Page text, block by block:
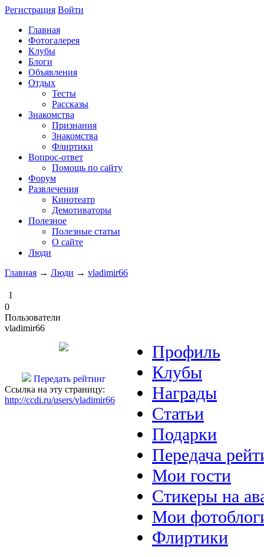
Регистрация Войти
Главная
Фотогалерея
Клубы
Блоги
Объявления
Отдых
Тесты
Рассказы
Знакомства
Признания
Знакомства
Флиртики
Вопрос-ответ
Помощь по сайту
Форум
Развлечения
Кинотеатр
Демотиваторы
Полезное
Полезные статьи
О сайте
Люди
Главная → Люди → vladimir66
1
0
Пользователи
vladimir66
Передать рейтинг
Ссылка на эту страницу:
http://ccdi.ru/users/vladimir66
Профиль
Клубы
Награды
Статьи
Подарки
Передача
Мои гости
Стикеры на
Мои
Флиртики